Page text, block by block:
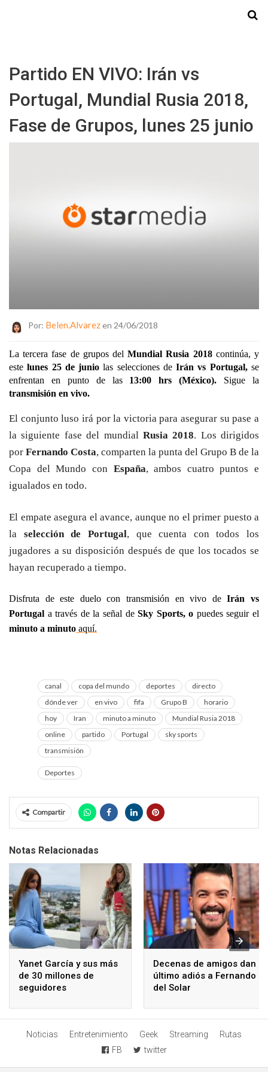
Partido EN VIVO: Irán vs
Portugal, Mundial Rusia 2018,
Fase de Grupos, lunes 25 junio
Por: Belen.alvarezen 24/06/2018
La tercera fase de grupos del Mundial Rusia 2018 continúa, y
este lunes 25 de junio las selecciones de Irán vs Portugal, se
enfrentan en punto de las 13:00 hrs (México). Sigue la
transmisión en vivo.
El conjunto luso irá por la victoria para asegurar su pase a
la siguiente fase del mundial Rusia 2018. Los dirigidos
por Fernando Costa, comparten la punta del Grupo B de la
Copa del Mundo con España, ambos cuatro puntos e
igualados en todo.
El empate asegura el avance, aunque no el primer puesto a
la selección de Portugal, que cuenta con todos los
jugadores a su disposición después de que los tocados se
hayan recuperado a tiempo.
Disfruta de este duelo con transmisión en vivo de Irán vs
Portugal a través de la señal de Sky Sports, o
minuto a minuto aquí.
canal copa del mundo deportes
directo
dónde ver
en vivo fifa Grupo B
horario
hoy
Iran minuto a minuto
Mundial Rusia 2018
online
partido Portugal
sky sports
transmisión
Deportes
Compartir
Notas Relacionadas
Yanet García y sus más
de 30 millones de
seguidores
Decenas de amigos dan
último adiós a Fernando
del Solar
Noticias Entretenimiento Geek Streaming
Rutas
FB
twitter